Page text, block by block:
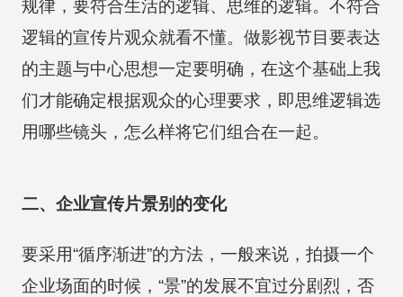
规律，要符合生活的逻辑、思维的逻辑。不符合
逻辑的宣传片观众就看不懂。做影视节目要表达
的主题与中心思想一定要明确，在这个基础上我
们才能确定根据观众的心理要求，即思维逻辑选
用哪些镜头，怎么样将它们组合在一起。
二、企业宣传片景别的变化
要采用“循序渐进”的方法，一般来说，拍摄一个
企业场面的时候，“景”的发展不宜过分剧烈，否